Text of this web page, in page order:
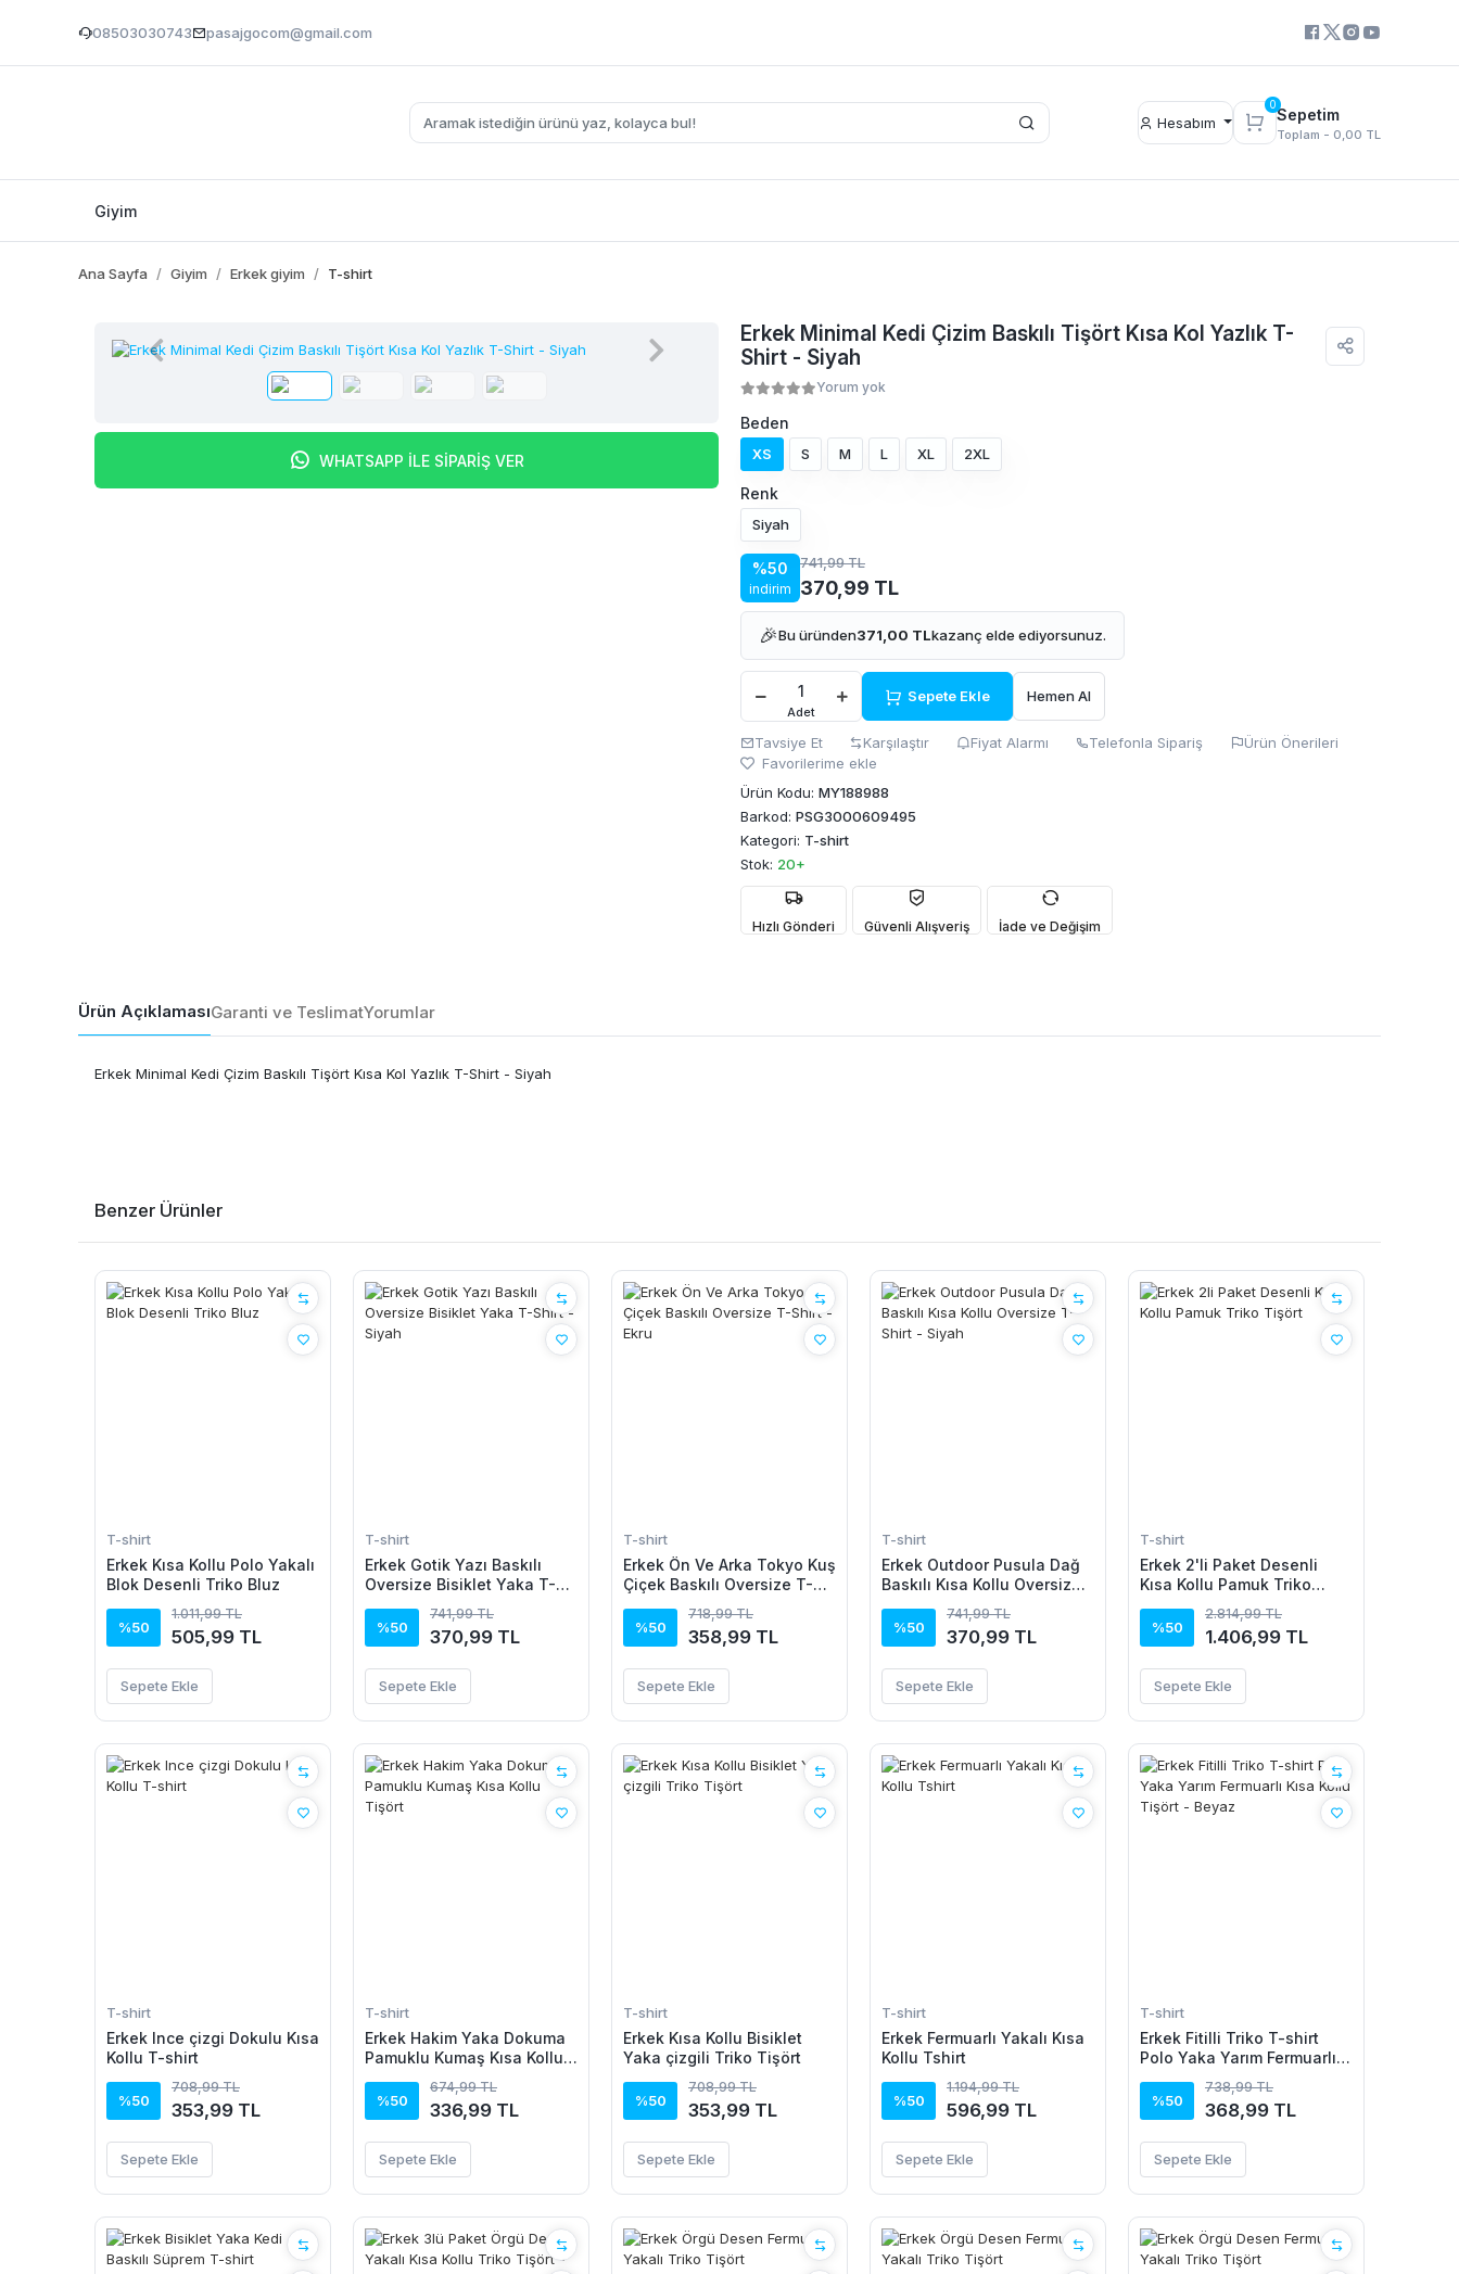
08503030743 pasajgocom@gmail.com
Hesabım
0
Sepetim
Toplam - 0,00 TL
Giyim
Ana Sayfa Giyim Erkek giyim T-shirt
WHATSAPP İLE SİPARİŞ VER
Erkek Minimal Kedi Çizim Baskılı Tişört Kısa Kol Yazlık T-
Shirt - Siyah
Yorum yok
Beden
XS S M L XL 2XL
Renk
Siyah
%50
indirim
741,99 TL
370,99 TL
🎉Bu üründen371,00 TLkazanç elde ediyorsunuz.
Adet
Sepete Ekle Hemen Al
Tavsiye Et Karşılaştır Fiyat Alarmı Telefonla Sipariş
Ürün Önerileri
Favorilerime ekle
Ürün Kodu: MY188988
Barkod: PSG3000609495
Kategori: T-shirt
Stok: 20+
Hızlı Gönderi Güvenli Alışveriş İade ve Değişim
Ürün AçıklamasıGaranti ve TeslimatYorumlar
Erkek Minimal Kedi Çizim Baskılı Tişört Kısa Kol Yazlık T-Shirt - Siyah
Benzer Ürünler
T-shirt
Erkek Kısa Kollu Polo Yakalı
Blok Desenli Triko Bluz
%50
1.011,99 TL
505,99 TL
Sepete Ekle
T-shirt
Erkek Gotik Yazı Baskılı
Oversize Bisiklet Yaka T-
%50
741,99 TL
370,99 TL
Sepete Ekle
T-shirt
Erkek Ön Ve Arka Tokyo Kuş
Çiçek Baskılı Oversize T-
%50
718,99 TL
358,99 TL
Sepete Ekle
T-shirt
Erkek Outdoor Pusula Dağ
Baskılı Kısa Kollu Oversize
%50
741,99 TL
370,99 TL
Sepete Ekle
T-shirt
Erkek 2'li Paket Desenli
Kısa Kollu Pamuk Triko
%50
2.814,99 TL
1.406,99 TL
Sepete Ekle
T-shirt
Erkek Ince çizgi Dokulu Kısa
Kollu T-shirt
%50
708,99 TL
353,99 TL
Sepete Ekle
T-shirt
Erkek Hakim Yaka Dokuma
Pamuklu Kumaş Kısa Kollu
%50
674,99 TL
336,99 TL
Sepete Ekle
T-shirt
Erkek Kısa Kollu Bisiklet
Yaka çizgili Triko Tişört
%50
708,99 TL
353,99 TL
Sepete Ekle
T-shirt
Erkek Fermuarlı Yakalı Kısa
Kollu Tshirt
%50
1.194,99 TL
596,99 TL
Sepete Ekle
T-shirt
Erkek Fitilli Triko T-shirt
Polo Yaka Yarım Fermuarlı
%50
738,99 TL
368,99 TL
Sepete Ekle